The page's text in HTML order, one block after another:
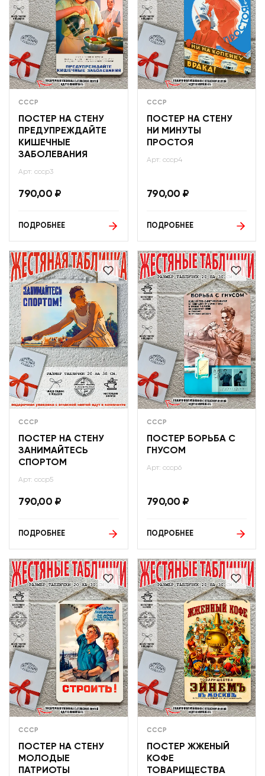
СССР
ПОСТЕР НА СТЕНУ
ПРЕДУПРЕЖДАЙТЕ
КИШЕЧНЫЕ
ЗАБОЛЕВАНИЯ
Арт: ссср3
790,00 ₽
ПОДРОБНЕЕ
СССР
ПОСТЕР НА СТЕНУ
НИ МИНУТЫ
ПРОСТОЯ
Арт: ссср4
790,00 ₽
ПОДРОБНЕЕ
СССР
ПОСТЕР НА СТЕНУ
ЗАНИМАЙТЕСЬ
СПОРТОМ
Арт: ссср5
790,00 ₽
ПОДРОБНЕЕ
СССР
ПОСТЕР БОРЬБА С
ГНУСОМ
Арт: ссср6
790,00 ₽
ПОДРОБНЕЕ
СССР
ПОСТЕР НА СТЕНУ
МОЛОДЫЕ
ПАТРИОТЫ
СССР
ПОСТЕР ЖЖЕНЫЙ
КОФЕ
ТОВАРИЩЕСТВА